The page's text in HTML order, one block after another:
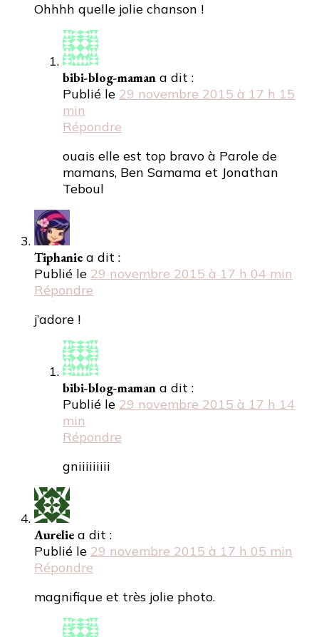
Ohhhh quelle jolie chanson !
bibi-blog-maman a dit :
Publié le 29 novembre 2015 à 17 h 15
min
Répondre
ouais elle est top bravo à Parole de
mamans, Ben Samama et Jonathan
Teboul
Tiphanie a dit :
Publié le 29 novembre 2015 à 17 h 04 min
Répondre
j’adore !
bibi-blog-maman a dit :
Publié le 29 novembre 2015 à 17 h 14
min
Répondre
gniiiiiiiii
Aurelie a dit :
Publié le 29 novembre 2015 à 17 h 05 min
Répondre
magnifique et très jolie photo.